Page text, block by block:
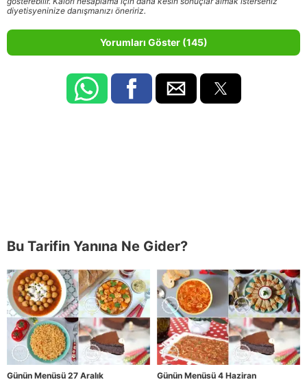
diyetisyeninize danışmanızı öneririz.
Yorumları Göster (145)
Bu Tarifin Yanına Ne Gider?
Günün Menüsü 27 Aralık Günün Menüsü 4 Haziran